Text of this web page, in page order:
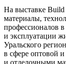
На выставке
материалы,
профессионалов в
и эксплуатации
Уральского
в сфере оптовой
и отделочными